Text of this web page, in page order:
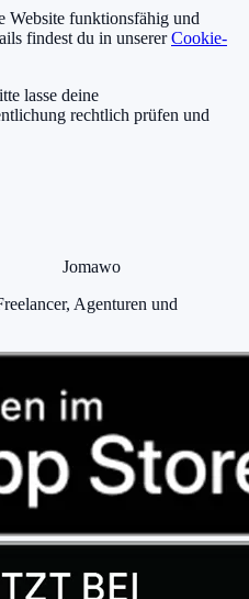
Website funktionsfähig und
findest du in unserer Cookie-
lasse deine
rechtlich prüfen und
Jomawo
Agenturen und